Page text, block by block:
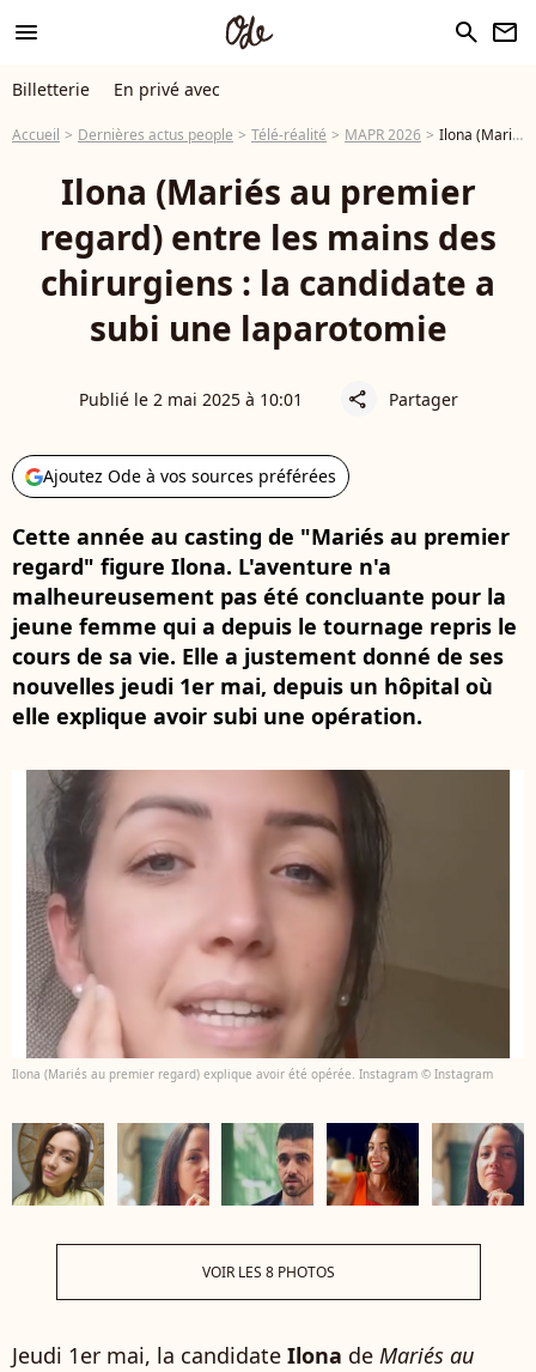
menu search newsletter
Billetterie En privé avec
Accueil Dernières actus people Télé-réalité MAPR 2026 Ilona (Mariés au premier regard) entre les mains des chirurgiens : la candidate a subi une laparotomie
Ilona (Mariés au premier
regard) entre les mains des
chirurgiens : la candidate a
subi une laparotomie
Publié le 2 mai 2025 à 10:01 share Partager
Ajoutez Ode à vos sources préférées
Cette année au casting de "Mariés au premier
regard" figure Ilona. L'aventure n'a
malheureusement pas été concluante pour la
jeune femme qui a depuis le tournage repris le
cours de sa vie. Elle a justement donné de ses
nouvelles jeudi 1er mai, depuis un hôpital où
elle explique avoir subi une opération.
Ilona (Mariés au premier regard) explique avoir été opérée. Instagram © Instagram
VOIR LES 8 PHOTOS
Jeudi 1er mai, la candidate Ilona de Mariés au